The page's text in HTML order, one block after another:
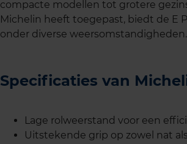
compacte modellen tot grotere
Michelin heeft toegepast, biedt de E
onder diverse weersomstandigheden.
Specificaties van
Lage rolweerstand voor een
Uitstekende grip op zowel nat